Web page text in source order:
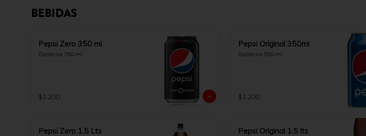
BEBIDAS
Pepsi Zero 350 ml
Gaseosa 350 ml
$1.200
Pepsi Original 350ml
Gaseosa 350 ml
$1.200
Pepsi Zero 1.5 Lts Pepsi Original 1.5 lts